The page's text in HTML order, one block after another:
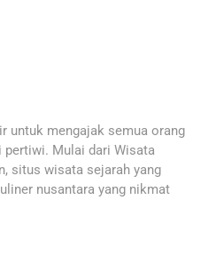
untuk mengajak semua orang
pertiwi. Mulai dari Wisata
situs wisata sejarah yang
nusantara yang nikmat